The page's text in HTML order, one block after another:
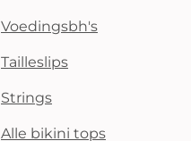
Voedingsbh's
Tailleslips
Strings
Alle bikini tops